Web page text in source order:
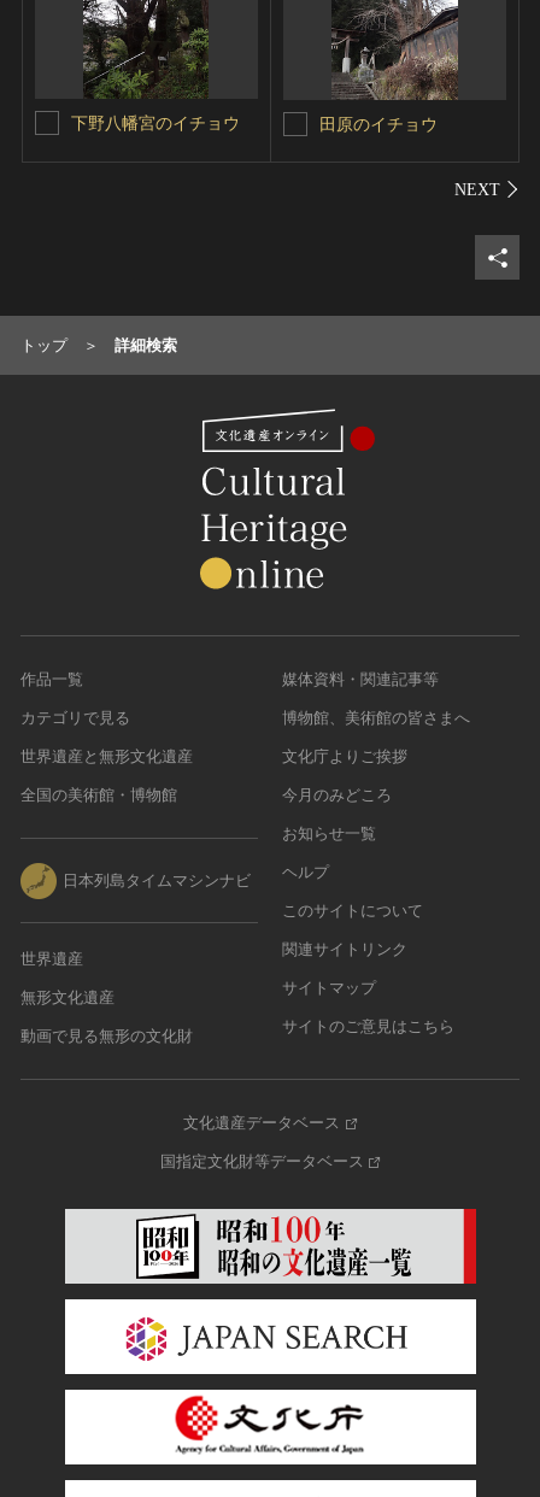
下野八幡宮のイチョウ 田原のイチョウ
シェ
トップ 詳細検索
作品一覧
カテゴリで見る
世界遺産と無形文化遺産
全国の美術館・博物館
日本列島タイムマシンナビ
世界遺産
無形文化遺産
動画で見る無形の文化財
媒体資料・関連記事等
博物館、美術館の皆さまへ
文化庁よりご挨拶
今月のみどころ
お知らせ一覧
ヘルプ
このサイトについて
関連サイトリンク
サイトマップ
サイトのご意見はこちら
文化遺産データベース
国指定文化財等データベース